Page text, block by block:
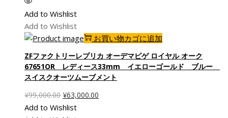
¥132,000.00
で
し
で
Add to Wishlist
Add to Wishlist
お買い物カゴに追加
ZFファクトリーレプリカ オーデマピゲ ロイヤル オーク
67651OR レディース33mm イエローゴールド ブルー
スイスクオーツムーブメント
¥99,000.00 元
の
¥63,000.00
Add to Wishlist